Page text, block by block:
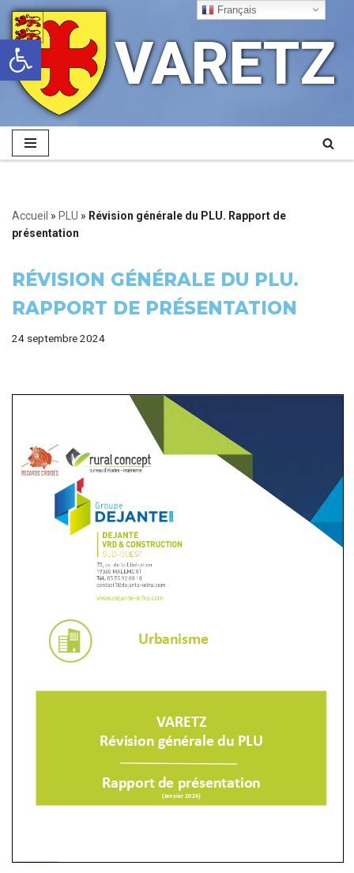
Ouvrir la barre d’outils
Aller
au
contenu
VARETZ
Accueil » PLU » Révision générale du PLU. Rapport de
présentation
RÉVISION GÉNÉRALE DU PLU.
RAPPORT DE PRÉSENTATION
24 septembre 2024
Français